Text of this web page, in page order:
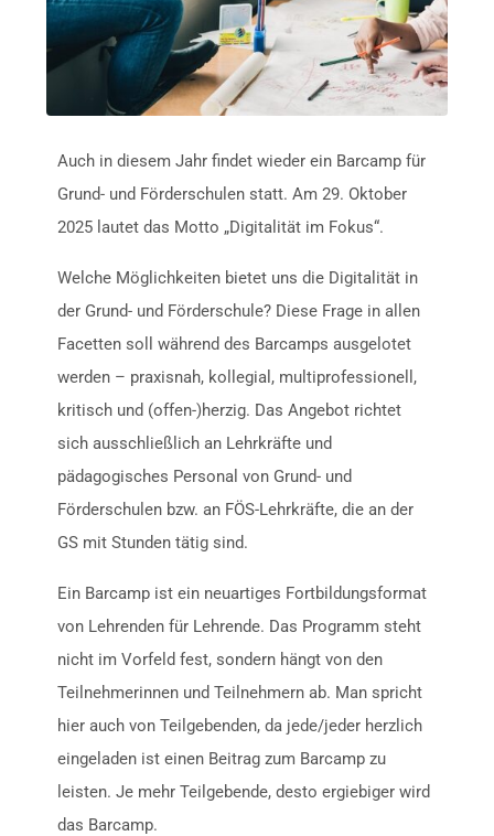
Auch in diesem Jahr findet wieder ein Barcamp für
Grund- und Förderschulen statt. Am 29. Oktober
2025 lautet das Motto „Digitalität im Fokus“.
Welche Möglichkeiten bietet uns die Digitalität in
der Grund- und Förderschule? Diese Frage in allen
Facetten soll während des Barcamps ausgelotet
werden – praxisnah, kollegial, multiprofessionell,
kritisch und (offen-)herzig. Das Angebot richtet
sich ausschließlich an Lehrkräfte und
pädagogisches Personal von Grund- und
Förderschulen bzw. an FÖS-Lehrkräfte, die an der
GS mit Stunden tätig sind.
Ein Barcamp ist ein neuartiges Fortbildungsformat
von Lehrenden für Lehrende. Das Programm steht
nicht im Vorfeld fest, sondern hängt von den
Teilnehmerinnen und Teilnehmern ab. Man spricht
hier auch von Teilgebenden, da jede/jeder herzlich
eingeladen ist einen Beitrag zum Barcamp zu
leisten. Je mehr Teilgebende, desto ergiebiger wird
das Barcamp.